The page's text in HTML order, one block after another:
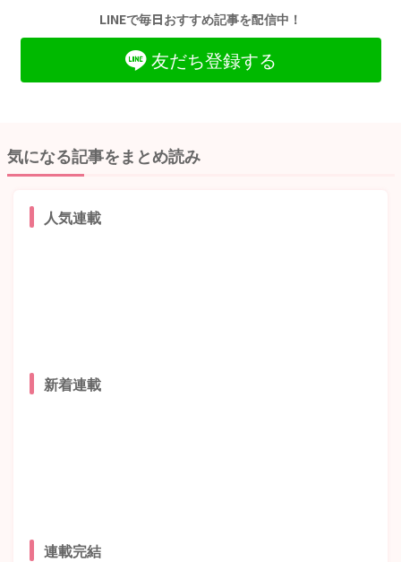
LINEで毎日おすすめ記事を配信中！
友だち登録する
気になる記事をまとめ読み
人気連載
新着連載
連載完結